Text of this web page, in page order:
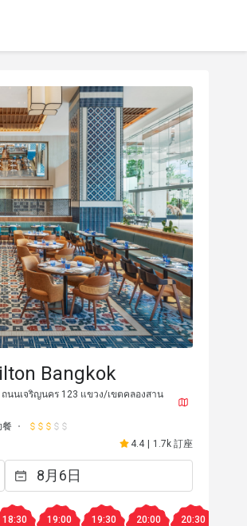
J
J*
Bangkok
ถนนเจริญนคร 123 แขวง/เขตคลองสาน
餐
4.4 1.7k 訂座
18:30 19:00 19:30 20:00 20:30